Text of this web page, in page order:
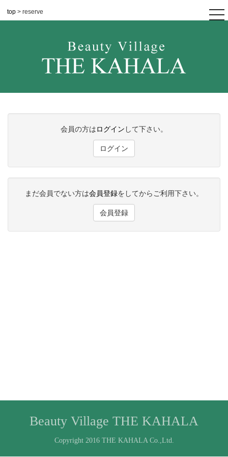
top > reserve
会員の方はログイン して下さい。
ログイン
まだ会員でない方は会員登録をしてからご利用下さい。
会員登録
Beauty Village THE KAHALA
Copyright 2016 THE KAHALA Co.,Ltd.